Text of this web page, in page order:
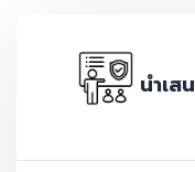
นำเส